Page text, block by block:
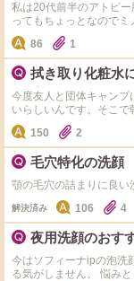
私は20代前半のアトピ
ってもちょっとなので
もしていません) ミノン
の洗顔フォームのみ使
た。 なのでクレンジン
すぎたし、キュレルのメ
くなっちゃって… なに
86 1
拭き取り化粧水
今度友人と団体キャンプ
いらしいんです。そこ
トナーパッドを教えてい
脂性肌よりの混合肌で
キンケアが取れるのかも
ルドなものを教えていた
150 2
毛穴特化の洗顔
顎の毛穴の詰まりに良い
解決済み 106 4
夜用洗顔のおす
今はソフィーナipの泡洗
る気がしません。 悩み